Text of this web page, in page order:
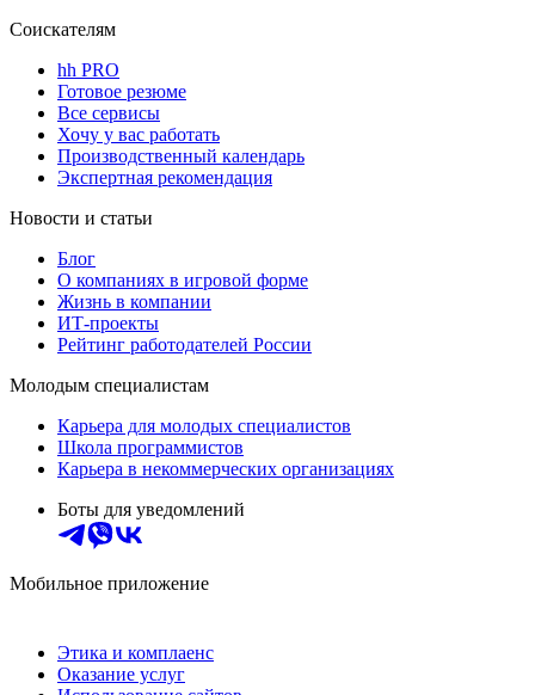
Соискателям
hh PRO
Готовое резюме
Все сервисы
Хочу у вас работать
Производственный календарь
Экспертная рекомендация
Новости и статьи
Блог
О компаниях в игровой форме
Жизнь в компании
ИТ-проекты
Рейтинг работодателей России
Молодым специалистам
Карьера для молодых специалистов
Школа программистов
Карьера в некоммерческих организациях
Боты для уведомлений
Мобильное приложение
Этика и комплаенс
Оказание услуг